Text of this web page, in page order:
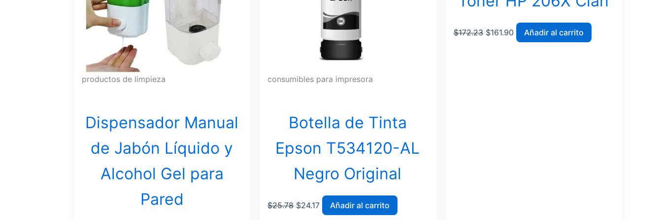
productos de limpieza
Dispensador Manual
de Jabón Líquido y
Alcohol Gel para
Pared
consumibles para impresora
Botella de Tinta
Epson T534120-AL
Negro Original
$25.78 $24.17 Añadir al carrito
$172.23 $161.90 Añadir al carrito